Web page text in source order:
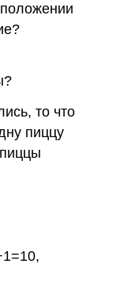
то что
пиццу